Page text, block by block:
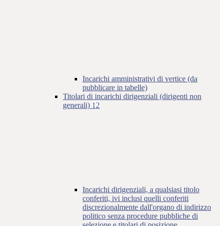
Incarichi amministrativi di vertice (da
pubblicare in tabelle)
Titolari di incarichi dirigenziali (dirigenti non
generali) 12
Incarichi dirigenziali, a qualsiasi titolo
conferiti, ivi inclusi quelli conferiti
discrezionalmente dall'organo di indirizzo
politico senza procedure pubbliche di